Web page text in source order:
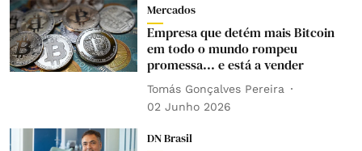
Mercados
Empresa que detém mais Bitcoin
em todo o mundo rompeu
promessa... e está a vender
Tomás Gonçalves Pereira
02 Junho 2026
DN Brasil